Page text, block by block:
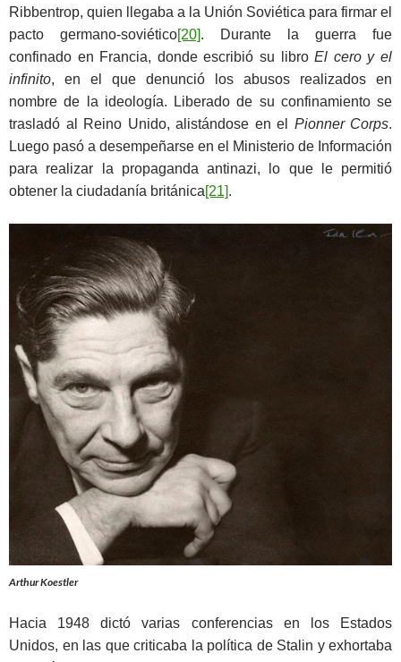
Ribbentrop, quien llegaba a la Unión Soviética para firmar el
pacto germano-soviético[20]. Durante la guerra fue
confinado en Francia, donde escribió su libroEl cero y el
infinito, en el que denunció los abusos realizados en
nombre de la ideología. Liberado de su confinamiento se
trasladó al Reino Unido, alistándose en el Pionner Corps.
Luego pasó a desempeñarse en el Ministerio de Información
para realizar la propaganda antinazi, lo que le permitió
obtener la ciudadanía británica[21].
Arthur Koestler
Hacia 1948 dictó varias conferencias en los Estados
Unidos, en las que criticaba la política de Stalin y exhortaba